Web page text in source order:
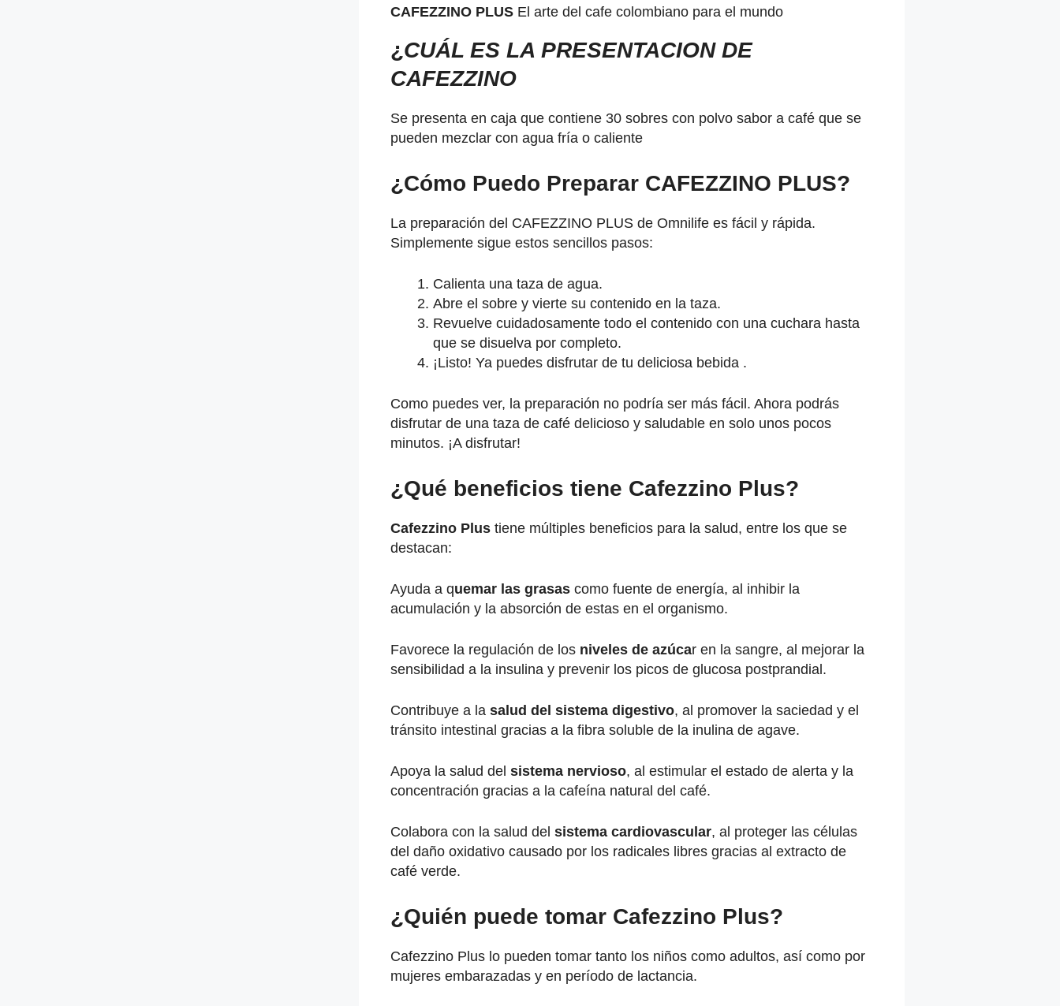
CAFEZZINO PLUSEl arte del cafe colombiano para el mundo
¿CUÁL ES LA PRESENTACION DE
CAFEZZINO
Se presenta en caja que contiene 30 sobres con polvo sabor a café que se
pueden mezclar con agua fría o caliente
¿Cómo Puedo Preparar CAFEZZINO PLUS?
La preparación del CAFEZZINO PLUS de Omnilife es fácil y rápida.
Simplemente sigue estos sencillos pasos:
Calienta una taza de agua.
Abre el sobre y vierte su contenido en la taza.
Revuelve cuidadosamente todo el contenido con una cuchara hasta
que se disuelva por completo.
¡Listo! Ya puedes disfrutar de tu deliciosa bebida .
Como puedes ver, la preparación no podría ser más fácil. Ahora podrás
disfrutar de una taza de café delicioso y saludable en solo unos pocos
minutos. ¡A disfrutar!
¿Qué beneficios tiene Cafezzino Plus?
Cafezzino Plustiene múltiples beneficios para la salud, entre los que se
destacan:
Ayuda a quemar las grasascomo fuente de energía, al inhibir la
acumulación y la absorción de estas en el organismo.
Favorece la regulación de losniveles de azúcar en la sangre, al mejorar la
sensibilidad a la insulina y prevenir los picos de glucosa postprandial.
Contribuye a la salud del sistema digestivo, al promover la saciedad y el
tránsito intestinal gracias a la fibra soluble de la inulina de agave.
Apoya la salud del sistema nervioso, al estimular el estado de alerta y la
concentración gracias a la cafeína natural del café.
Colabora con la salud del sistema cardiovascular, al proteger las células
del daño oxidativo causado por los radicales libres gracias al extracto de
café verde.
¿Quién puede tomar Cafezzino Plus?
Cafezzino Plus lo pueden tomar tanto los niños como adultos, así como por
mujeres embarazadas y en período de lactancia.